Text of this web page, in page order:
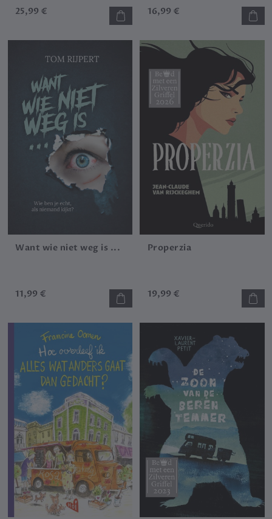
25,99 € 16,99 €
Want wie niet weg is ...
11,99 €
Properzia
19,99 €